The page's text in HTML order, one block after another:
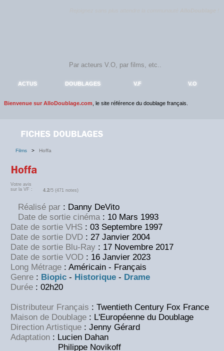
ACTUS DOUBLAGES V.F V.O
Bienvenue sur AlloDoublage.com , le site référence du doublage français.
Films > Hoffa
Votre avis
sur la VF :
4.2/5 (471 notes)
Réalisé par : Danny DeVito
Date de sortie cinéma : 10 Mars 1993
Date de sortie VHS : 03 Septembre 1997
Date de sortie DVD : 27 Janvier 2004
Date de sortie Blu-Ray : 17 Novembre 2017
Date de sortie VOD : 16 Janvier 2023
Long Métrage : Américain - Français
Genre : Biopic - Historique - Drame
Durée : 02h20
Distributeur Français : Twentieth Century Fox France
Maison de Doublage : L'Européenne du Doublage
Direction Artistique : Jenny Gérard
Adaptation : Lucien Dahan
Philippe Novikoff